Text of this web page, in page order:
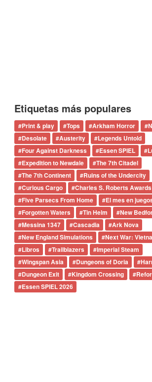
Etiquetas más populares
#Print & play #Tops #Arkham Horror #
#Desolate #Austerity #Legends Untold
#Four Against Darkness #Essen SPIEL #
#Expedition to Newdale #The 7th Citadel
#The 7th Continent #Ruins of the Undercity
#Curious Cargo #Charles S. Roberts Awards
#Five Parsecs From Home #El mes en
#Forgotten Waters #Tin Helm #New
#Messina 1347 #Cascadia #Ark Nova
#New England Simulations #Next War:
#Libros #Trailblazers #Imperial Steam
#Wingspan Asia #Dungeons of Doria #
#Dungeon Exit #Kingdom Crossing #
#Essen SPIEL 2026